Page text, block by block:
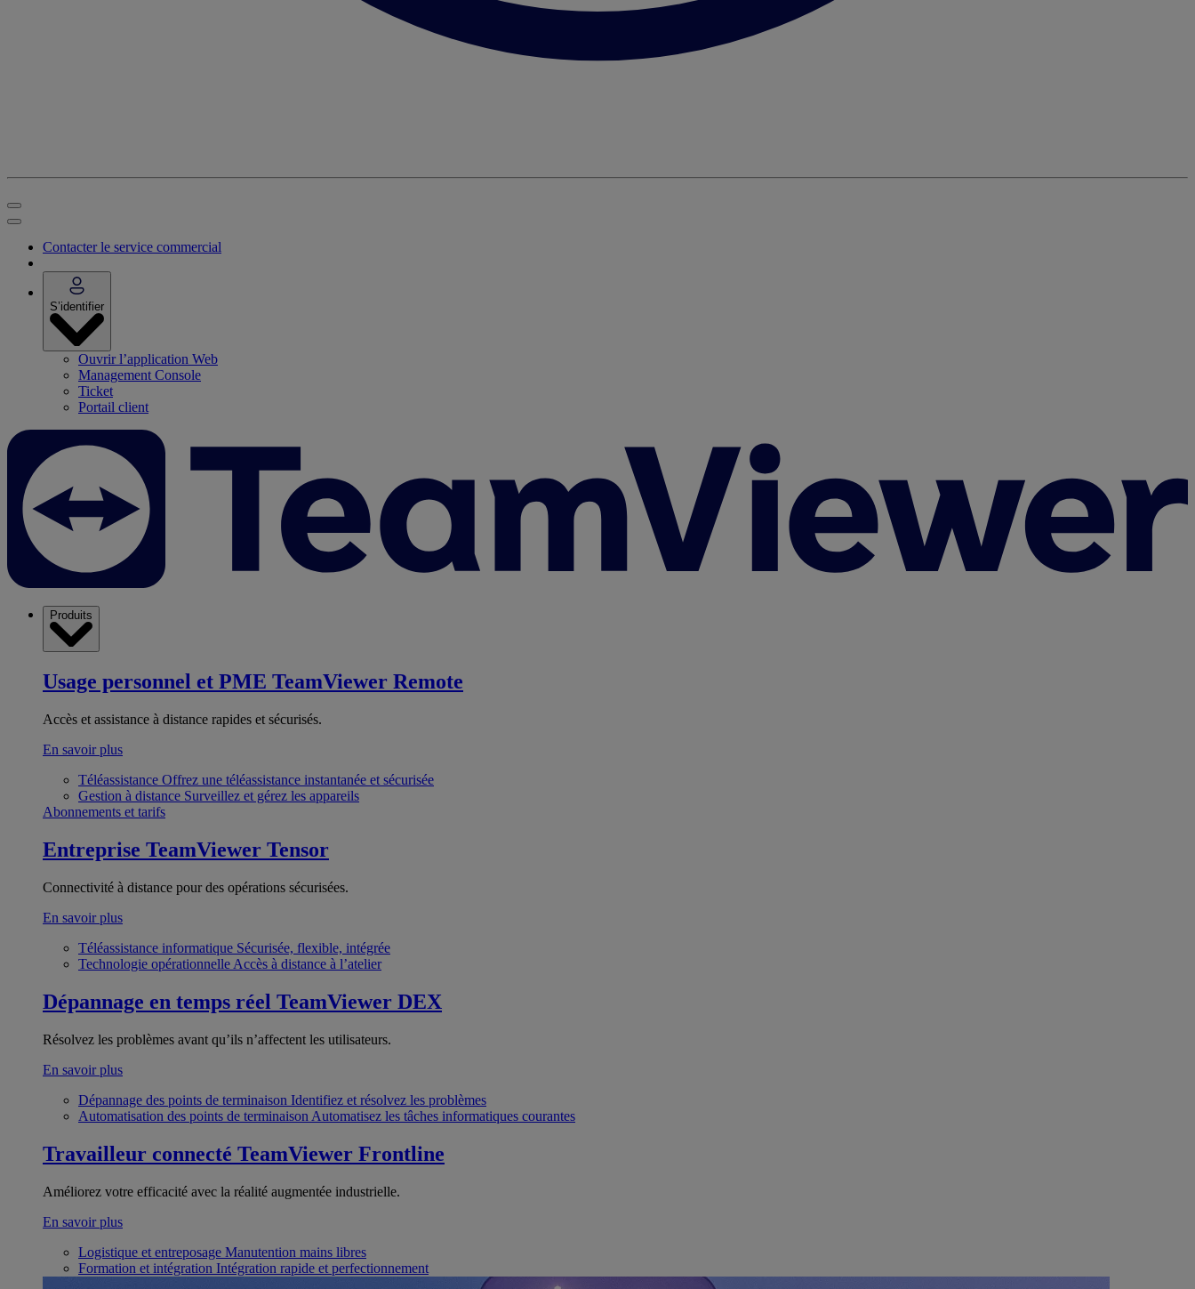
Contacter le service commercial
S’identifier
Ouvrir l’application Web
Management Console
Ticket
Portail client
Produits
Usage personnel et PME TeamViewer Remote
Accès et assistance à distance rapides et sécurisés.
En savoir plus
Téléassistance Offrez une téléassistance instantanée et sécurisée
Gestion à distance Surveillez et gérez les appareils
Abonnements et tarifs
Entreprise TeamViewer Tensor
Connectivité à distance pour des opérations sécurisées.
En savoir plus
Téléassistance informatique Sécurisée, flexible, intégrée
Technologie opérationnelle Accès à distance à l’atelier
Dépannage en temps réel TeamViewer DEX
Résolvez les problèmes avant qu’ils n’affectent les utilisateurs.
En savoir plus
Dépannage des points de terminaison Identifiez et résolvez les problèmes
Automatisation des points de terminaison Automatisez les tâches informatiques courantes
Travailleur connecté TeamViewer Frontline
Améliorez votre efficacité avec la réalité augmentée industrielle.
En savoir plus
Logistique et entreposage Manutention mains libres
Formation et intégration Intégration rapide et perfectionnement